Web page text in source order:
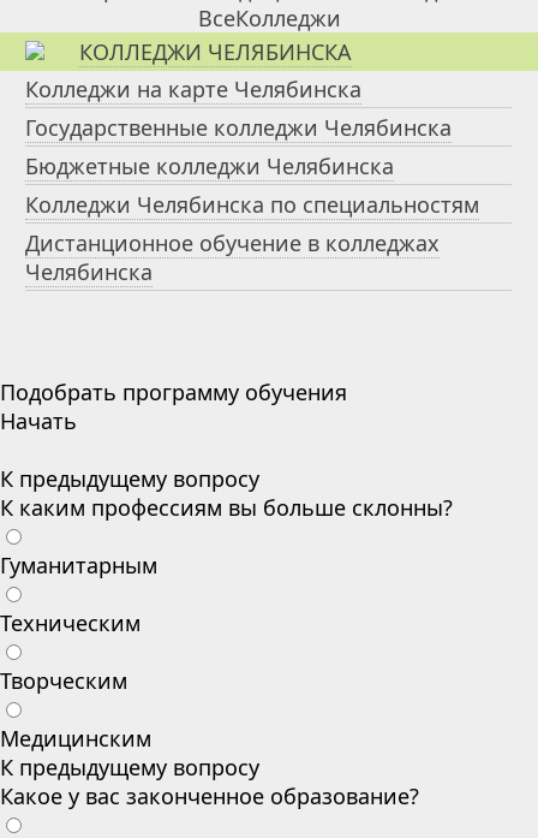
КОЛЛЕДЖИ ЧЕЛЯБИНСКА
Колледжи на карте Челябинска
Государственные колледжи Челябинска
Бюджетные колледжи Челябинска
Колледжи Челябинска по специальностям
Дистанционное обучение в колледжах
Челябинска
Подобрать программу обучения
Начать
К предыдущему вопросу
К каким профессиям вы больше склонны?
Гуманитарным
Техническим
Творческим
Медицинским
К предыдущему вопросу
Какое у вас законченное образование?